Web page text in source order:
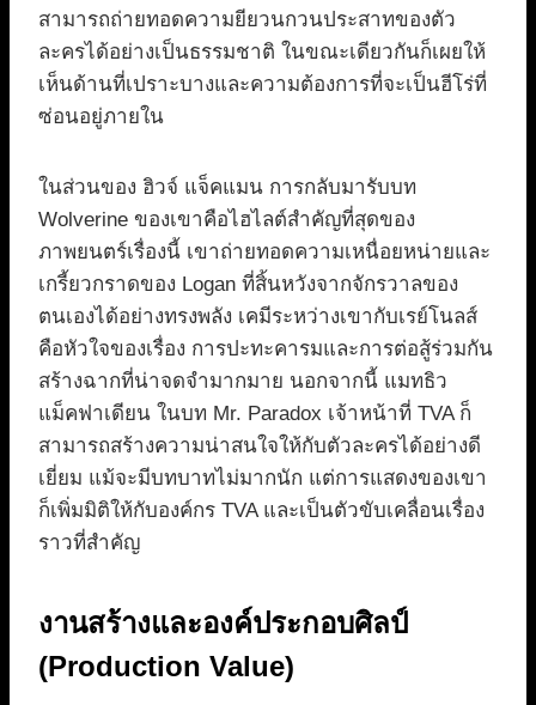
สามารถถ่ายทอดความยียวนกวนประสาทของตัว
ละครได้อย่างเป็นธรรมชาติ ในขณะเดียวกันก็เผยให้
เห็นด้านที่เปราะบางและความต้องการที่จะเป็นฮีโร่ที่
ซ่อนอยู่ภายใน
ในส่วนของ ฮิวจ์ แจ็คแมน การกลับมารับบท
Wolverine ของเขาคือไฮไลต์สำคัญที่สุดของ
ภาพยนตร์เรื่องนี้ เขาถ่ายทอดความเหนื่อยหน่ายและ
เกรี้ยวกราดของ Logan ที่สิ้นหวังจากจักรวาลของ
ตนเองได้อย่างทรงพลัง เคมีระหว่างเขากับเรย์โนลส์
คือหัวใจของเรื่อง การปะทะคารมและการต่อสู้ร่วมกัน
สร้างฉากที่น่าจดจำมากมาย นอกจากนี้ แมทธิว
แม็คฟาเดียน ในบท Mr. Paradox เจ้าหน้าที่ TVA ก็
สามารถสร้างความน่าสนใจให้กับตัวละครได้อย่างดี
เยี่ยม แม้จะมีบทบาทไม่มากนัก แต่การแสดงของเขา
ก็เพิ่มมิติให้กับองค์กร TVA และเป็นตัวขับเคลื่อนเรื่อง
ราวที่สำคัญ
งานสร้างและองค์ประกอบศิลป์
(Production Value)